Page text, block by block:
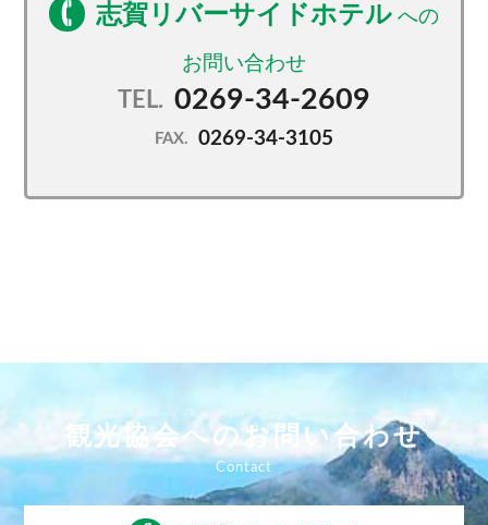
志賀リバーサイドホテル
TEL. 0269-34-2609
FAX. 0269-34-3105
観光協会へのお問い合わせ